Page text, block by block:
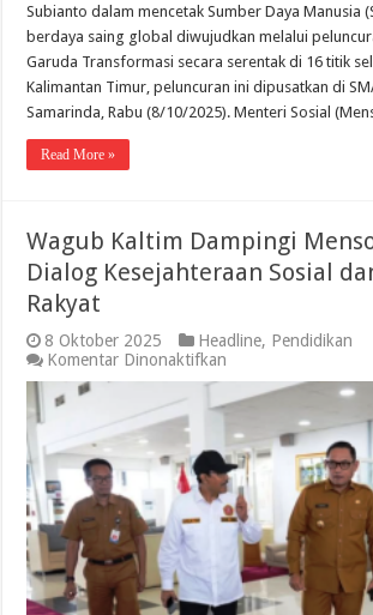
Subianto dalam mencetak Sumber Daya Manusia
berdaya saing global diwujudkan melalui
Garuda Transformasi secara serentak di 16 titik
Kalimantan Timur, peluncuran ini dipusatkan di
Samarinda, Rabu (8/10/2025). Menteri Sosial
Read More »
Wagub Kaltim Dampingi
Dialog Kesejahteraan Sosial
Rakyat
8 Oktober 2025 Headline, Pendidikan
Komentar Dinonaktifkan
Wagub
Kaltim
Mensos
Hadiri
Dialog
Kesejahteraan
Sosial
dan
Sekolah
Rakyat